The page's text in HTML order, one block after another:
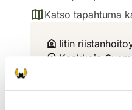
Katso tapahtuma
(avautuu uuteen
Iitin
Kaakkois-